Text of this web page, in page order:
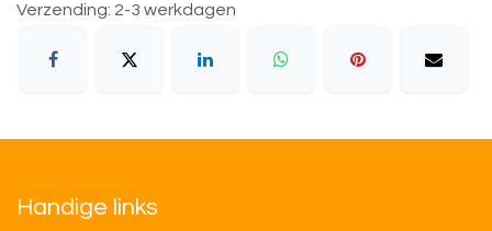
Verzending: 2-3 werkdagen
Handige links